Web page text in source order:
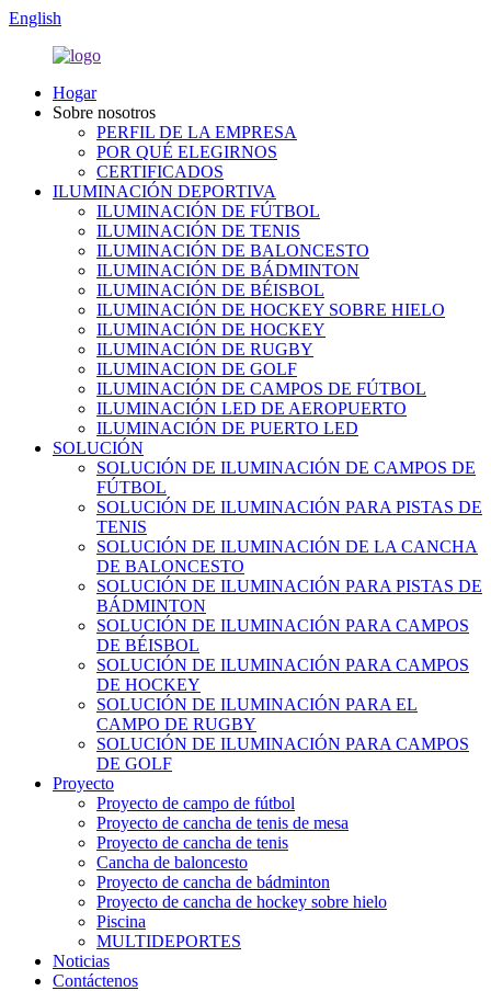
English
Hogar
Sobre nosotros
PERFIL DE LA EMPRESA
POR QUÉ ELEGIRNOS
CERTIFICADOS
ILUMINACIÓN DEPORTIVA
ILUMINACIÓN DE FÚTBOL
ILUMINACIÓN DE TENIS
ILUMINACIÓN DE BALONCESTO
ILUMINACIÓN DE BÁDMINTON
ILUMINACIÓN DE BÉISBOL
ILUMINACIÓN DE HOCKEY SOBRE HIELO
ILUMINACIÓN DE HOCKEY
ILUMINACIÓN DE RUGBY
ILUMINACION DE GOLF
ILUMINACIÓN DE CAMPOS DE FÚTBOL
ILUMINACIÓN LED DE AEROPUERTO
ILUMINACIÓN DE PUERTO LED
SOLUCIÓN
SOLUCIÓN DE ILUMINACIÓN DE CAMPOS DE
FÚTBOL
SOLUCIÓN DE ILUMINACIÓN PARA PISTAS DE
TENIS
SOLUCIÓN DE ILUMINACIÓN DE LA CANCHA
DE BALONCESTO
SOLUCIÓN DE ILUMINACIÓN PARA PISTAS DE
BÁDMINTON
SOLUCIÓN DE ILUMINACIÓN PARA CAMPOS
DE BÉISBOL
SOLUCIÓN DE ILUMINACIÓN PARA CAMPOS
DE HOCKEY
SOLUCIÓN DE ILUMINACIÓN PARA EL
CAMPO DE RUGBY
SOLUCIÓN DE ILUMINACIÓN PARA CAMPOS
DE GOLF
Proyecto
Proyecto de campo de fútbol
Proyecto de cancha de tenis de mesa
Proyecto de cancha de tenis
Cancha de baloncesto
Proyecto de cancha de bádminton
Proyecto de cancha de hockey sobre hielo
Piscina
MULTIDEPORTES
Noticias
Contáctenos